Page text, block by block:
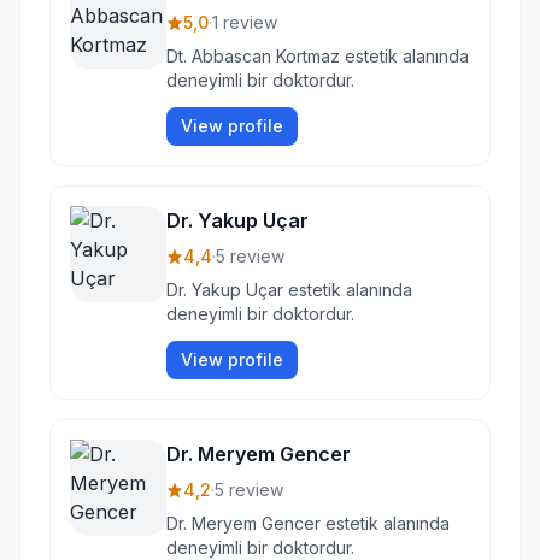
5,0·1 review
Dt. Abbascan Kortmaz estetik alanında
deneyimli bir doktordur.
View profile
Dr. Yakup Uçar
4,4·5 review
Dr. Yakup Uçar estetik alanında
deneyimli bir doktordur.
View profile
Dr. Meryem Gencer
4,2·5 review
Dr. Meryem Gencer estetik alanında
deneyimli bir doktordur.